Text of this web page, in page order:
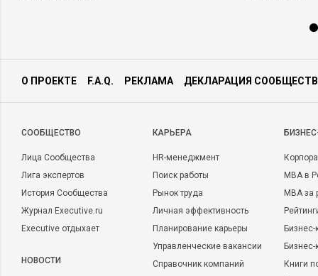
О ПРОЕКТЕ F.A.Q. РЕКЛАМА ДЕКЛАРАЦИЯ
CООБЩЕСТВО
Лица Сообщества
Лига экспертов
История Сообщества
Журнал Executive.ru
Executive отдыхает
НОВОСТИ
КАРЬЕРА
HR-менеджмент
Поиск работы
Рынок труда
Личная эффективность
Планирование карьеры
Управленческие вакансии
Справочник компаний
MBA в
MBA
Бизнес-
Книги